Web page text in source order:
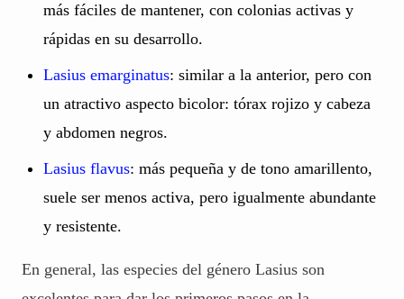
más fáciles de mantener, con colonias activas y
rápidas en su desarrollo.
Lasius emarginatus: similar a la anterior, pero con
un atractivo aspecto bicolor: tórax rojizo y cabeza
y abdomen negros.
Lasius flavus: más pequeña y de tono amarillento,
suele ser menos activa, pero igualmente abundante
y resistente.
En general, las especies del género Lasius son